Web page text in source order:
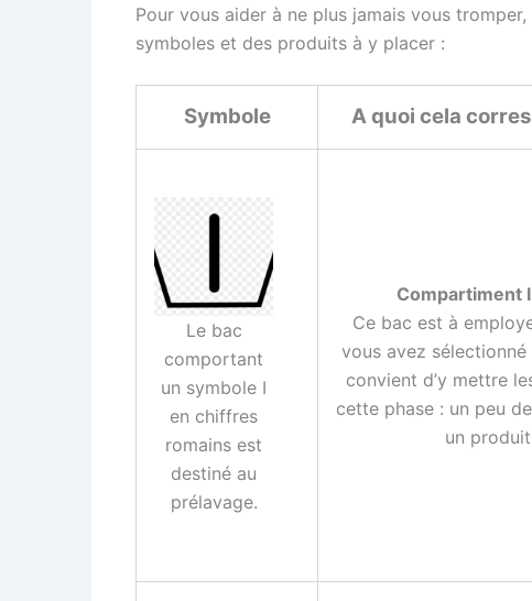
Pour vous aider à ne plus jamais vous
symboles et des produits à y placer :
Symbole A quoi cela
Le bac
comportant
un symbole I
en chiffres
romains est
destiné au
prélavage.
Compartiment
Ce bac est à
vous avez
convient d’y mettre
cette phase : un peu
un